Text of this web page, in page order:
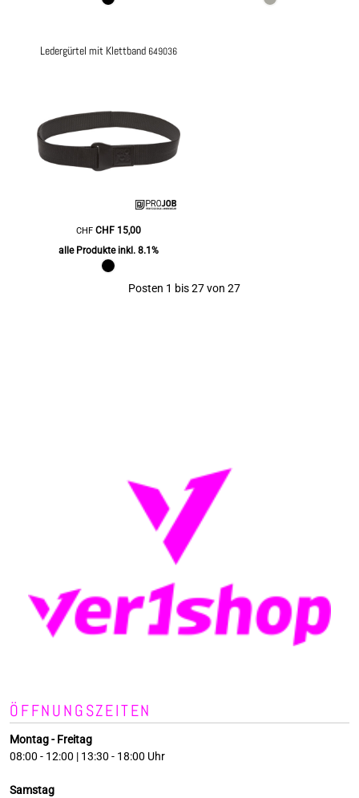
Ledergürtel mit Klettband 649036
CHF CHF15,00
alle Produkte inkl. 8.1%
Posten 1 bis 27 von 27
ÖFFNUNGSZEITEN
Montag - Freitag
08:00 - 12:00 | 13:30 - 18:00 Uhr
Samstag